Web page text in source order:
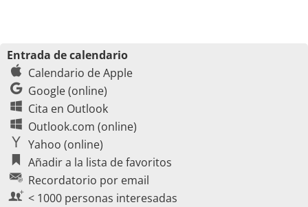
Entrada de calendario
Calendario de Apple
Google (online)
Cita en Outlook
Outlook.com (online)
Yahoo (online)
Añadir a la lista de favoritos
Recordatorio por email
< 1000 personas interesadas